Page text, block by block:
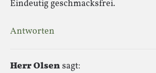
Eindeutig geschmacksfrei.
Antworten
Herr Olsensagt: